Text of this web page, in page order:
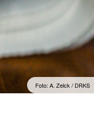
Foto: A. Zelck / DRKS